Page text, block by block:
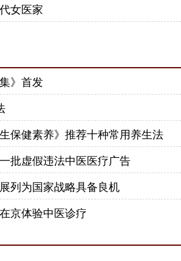
女医家
》首发
保健素养》推荐十种常用养生法
批虚假违法中医医疗广告
列为国家战略具备良机
京体验中医诊疗